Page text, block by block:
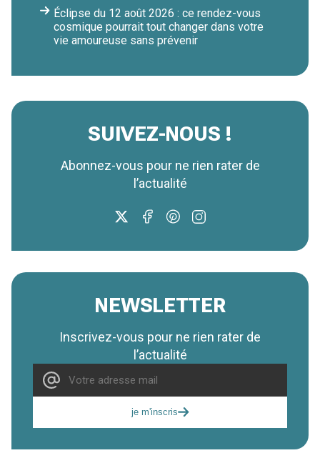
Éclipse du 12 août 2026 : ce rendez-vous
cosmique pourrait tout changer dans votre
vie amoureuse sans prévenir
SUIVEZ-NOUS !
Abonnez-vous pour ne rien rater de
l’actualité
NEWSLETTER
Inscrivez-vous pour ne rien rater de
l’actualité
je m'inscris